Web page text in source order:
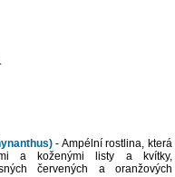
- Ampélní rostlina, která
a koženými listy a kvítky,
červených a oranžových